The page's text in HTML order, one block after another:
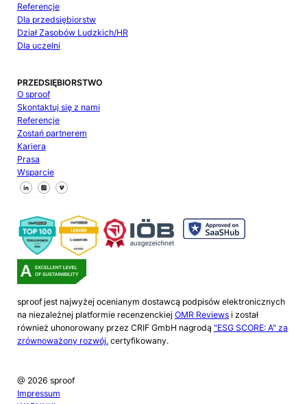
Referencje
Dla przedsiębiorstw
Dział Zasobów Ludzkich/HR
Dla uczelni
PRZEDSIĘBIORSTWO
O sproof
Skontaktuj się z nami
Referencje
Zostań partnerem
Kariera
Prasa
Wsparcie
Śledź nas na Facebooku
Śledź nas na X
Śledź nas na LinkedIn
sproof jest najwyżej ocenianym dostawcą podpisów elektronicznych
na niezależnej platformie recenzenckiej OMR Reviewsi został
również uhonorowany przez CRIF GmbH nagrodą "ESG SCORE: A" za
zrównoważony rozwój. certyfikowany.
@ 2026 sproof
Impressum